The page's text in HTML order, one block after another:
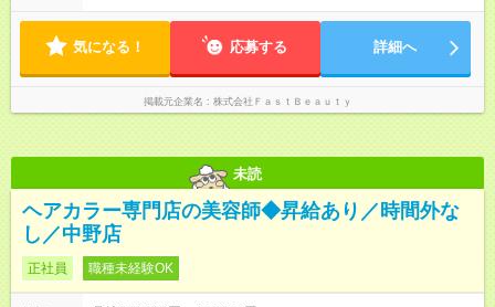
気になる！ 応募する 詳細へ
掲載元企業名 株式会社ＦａｓｔＢｅａｕｔｙ
未読
ヘアカラー専門店の美容師◆昇給あり／時間外な
し／中野店
正社員 職種未経験OK